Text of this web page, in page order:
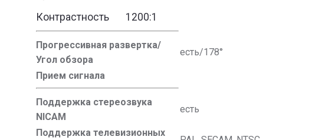
Контрастность 1200:1
Прогрессивная развертка/
Угол обзора
есть/178°
Прием сигнала
Поддержка стереозвука
NICAM
есть
Поддержка телевизионных